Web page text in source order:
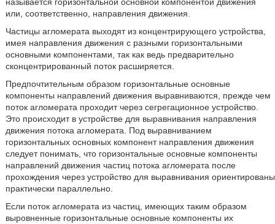
или, соответственно, направления движения.
Частицы агломерата выходят из концентрирующего устройства,
имея направления движения с разными горизонтальными
основными компонентами, так как ведь предварительно
сконцентрированный поток расширяется.
Предпочтительным образом горизонтальные основные
компоненты направлений движения выравниваются, прежде чем
поток агломерата проходит через сегрегационное устройство.
Это происходит в устройстве для выравнивания направления
движения потока агломерата. Под выравниванием
горизонтальных основных компонент направления движения
следует понимать, что горизонтальные основные компоненты
направлений движения частиц потока агломерата после
прохождения через устройство для выравнивания ориентированы
практически параллельно.
Если поток агломерата из частиц, имеющих таким образом
выровненные горизонтальные основные компоненты их